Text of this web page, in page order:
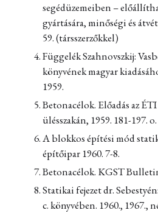
segédüzemeiben –
gyártására, minőségi és
59. (társszerzőkkel)
Függelék Szahnovszkij:
könyvének magyar
1959.
Betonacélok. Előadás az
ülésszakán, 1959. 181-197. o.
A blokkos építési mód
építőipar 1960. 7-8.
Betonacélok. KGST
Statikai fejezet dr.
c. könyvében. 1960., 1967.,